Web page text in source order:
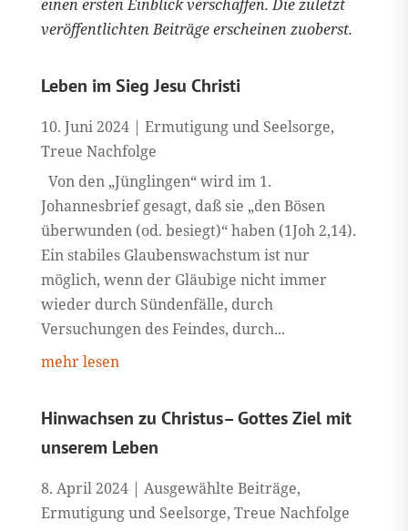
einen ersten Einblick verschaffen. Die zuletzt
veröffentlichten Beiträge erscheinen zuoberst.
Leben im Sieg Jesu Christi
10. Juni 2024| Ermutigung und Seelsorge,
Treue Nachfolge
Von den „Jünglingen“ wird im 1.
Johannesbrief gesagt, daß sie „den Bösen
überwunden (od. besiegt)“ haben (1Joh 2,14).
Ein stabiles Glaubenswachstum ist nur
möglich, wenn der Gläubige nicht immer
wieder durch Sündenfälle, durch
Versuchungen des Feindes, durch...
mehr lesen
Hinwachsen zu Christus– Gottes Ziel mit
unserem Leben
8. April 2024| Ausgewählte Beiträge,
Ermutigung und Seelsorge, Treue Nachfolge